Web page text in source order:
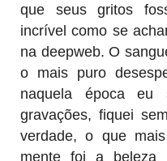
que seus gritos
incrível como se
na deepweb. O
o mais puro
naquela época
gravações, fiquei
verdade, o que
mente foi a beleza